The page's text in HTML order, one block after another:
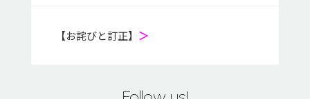
【お詫びと訂正】 ＞